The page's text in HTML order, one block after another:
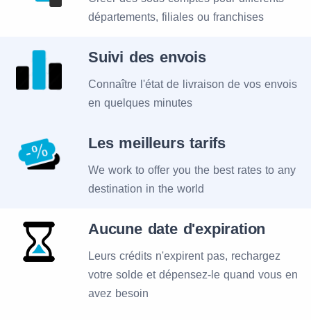
départements, filiales ou franchises
Suivi des envois
Connaître l'état de livraison de vos envois
en quelques minutes
Les meilleurs tarifs
We work to offer you the best rates to any
destination in the world
Aucune date d'expiration
Leurs crédits n'expirent pas, rechargez
votre solde et dépensez-le quand vous en
avez besoin